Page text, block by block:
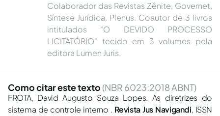
Colaborador das Revistas Zênite, Governet,
Síntese Jurídica, Plenus. Coautor de 3 livros
intitulados "O DEVIDO PROCESSO
LICITATÓRIO" tecido em 3 volumes pela
editora Lumen Juris.
Como citar este texto (NBR 6023:2018 ABNT)
FROTA, David Augusto Souza Lopes. As diretrizes do
sistema de controle interno . Revista Jus Navigandi, ISSN